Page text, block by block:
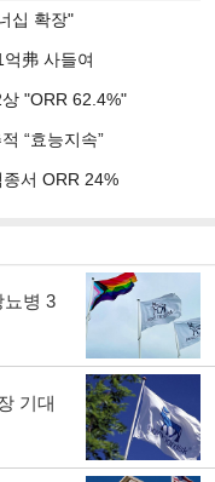
십 확장"
억弗 사들여
"ORR 62.4%"
“효능지속”
서 ORR 24%
뇨병 3
기대